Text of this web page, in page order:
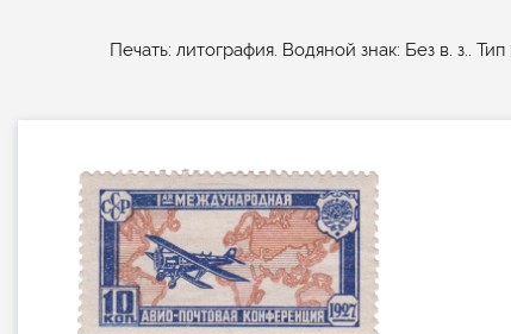
Печать: литография. Водяной знак: Без в. з..